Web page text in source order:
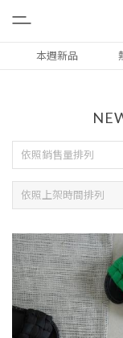
本週新品
上衣TOP
外套COAT
洋裝/套裝DRESS
配件類ACC
依照銷售量排列
依照上架時間排列